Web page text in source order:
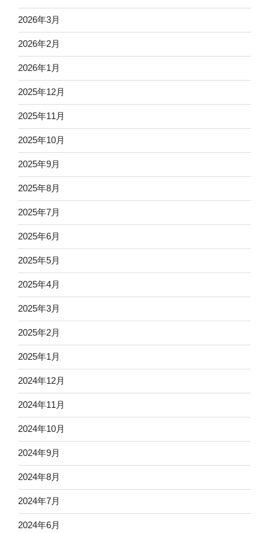
2026年3月
2026年2月
2026年1月
2025年12月
2025年11月
2025年10月
2025年9月
2025年8月
2025年7月
2025年6月
2025年5月
2025年4月
2025年3月
2025年2月
2025年1月
2024年12月
2024年11月
2024年10月
2024年9月
2024年8月
2024年7月
2024年6月